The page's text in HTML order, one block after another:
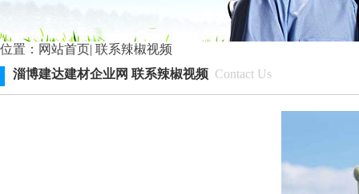
位置： 网站首页| 联系辣椒视频
淄博建达建材企业网 联系辣椒视频 Contact Us